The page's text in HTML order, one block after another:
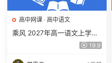
高中网课 · 高中语文
乘风 2027年高一语文上学期
网课教程 高一语文 暑假班视
19.9